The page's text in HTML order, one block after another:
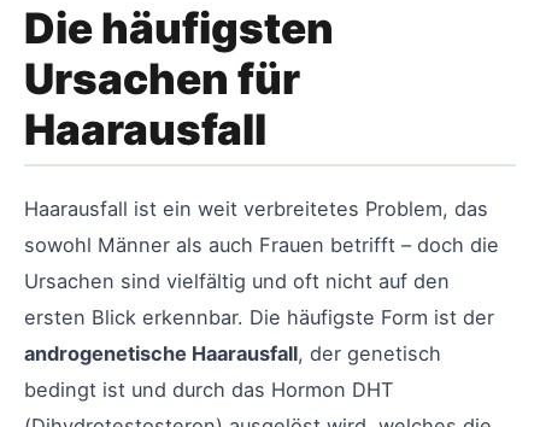
Die häufigsten
Ursachen für
Haarausfall
Haarausfall ist ein weit verbreitetes Problem, das
sowohl Männer als auch Frauen betrifft – doch die
Ursachen sind vielfältig und oft nicht auf den
ersten Blick erkennbar. Die häufigste Form ist der
androgenetische Haarausfall, der genetisch
bedingt ist und durch das Hormon DHT